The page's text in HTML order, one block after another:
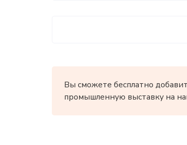
Вы сможете бесплатно
промышленную выставку на